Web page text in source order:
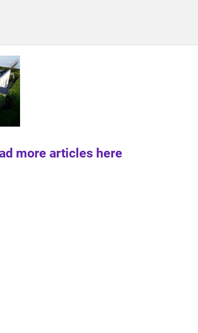
more articles here